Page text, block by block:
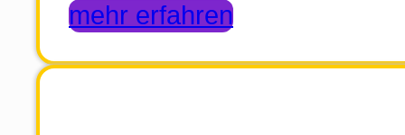
mehr erfahren